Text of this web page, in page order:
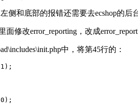
侧和底部的报错还需要去ecshop的后
面修改error_reporting，改成
中，将第45行的：